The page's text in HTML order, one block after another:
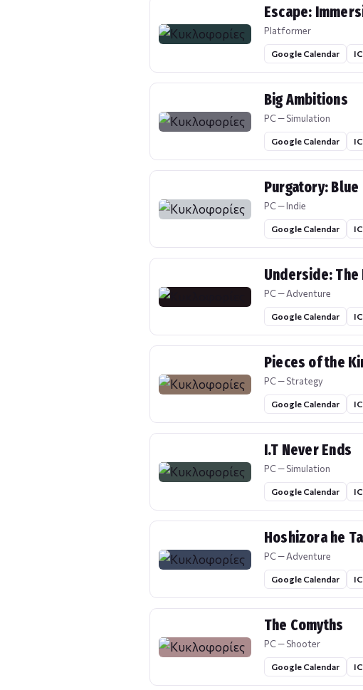
Escape:
Platformer
Google Calendar
Big Ambitions
PC — Simulation
Google Calendar
Purgatory: Blue
PC — Indie
Google Calendar
Underside:
PC — Adventure
Google Calendar
Pieces of the
PC — Strategy
Google Calendar
I.T Never Ends
PC — Simulation
Google Calendar
Hoshizora he
PC — Adventure
Google Calendar
The Comyths
PC — Shooter
Google Calendar